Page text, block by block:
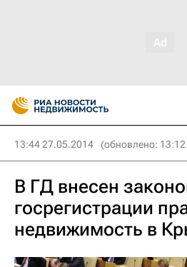
13:44 27.05.2014 (обновлено:
В ГД внесен
госрегистрации
недвижимость в